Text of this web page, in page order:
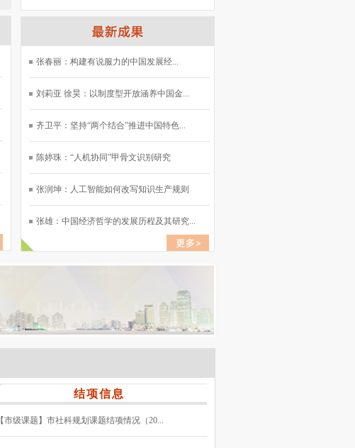
张春丽：构建有说服力的中国发展经...
刘莉亚 徐昊：以制度型开放涵养中国金...
齐卫平：坚持“两个结合”推进中国特色...
陈婷珠：“人机协同”甲骨文识别研究
张润坤：人工智能如何改写知识生产规则
张雄：中国经济哲学的发展历程及其研究...
结项信息
【市级课题】市社科规划课题结项情况（20...